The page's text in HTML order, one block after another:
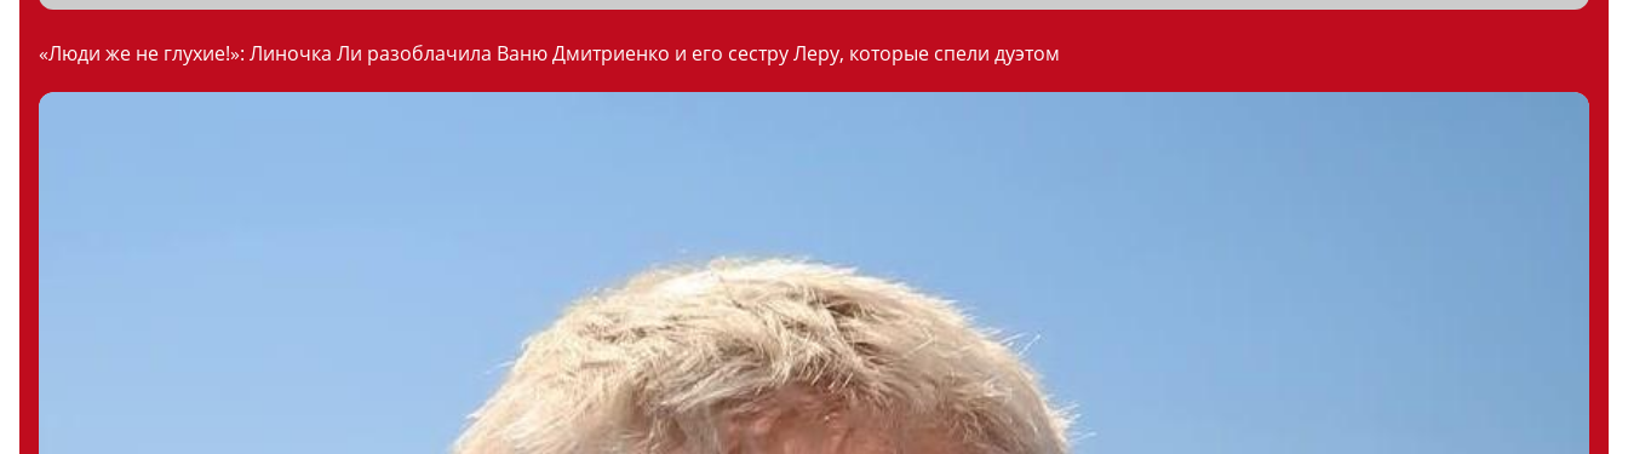
«Люди же не глухие!»: Линочка Ли разоблачила Ваню Дмитриенко и его сестру Леру, которые спели дуэтом